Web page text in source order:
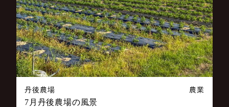
丹後農場 農業
7月丹後農場の風景